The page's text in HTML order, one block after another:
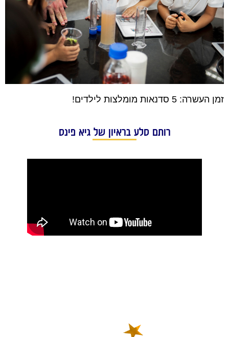
זמן העשרה: 5 סדנאות מומלצות לילדים!
רותם סלע בראיון של גיא פינס